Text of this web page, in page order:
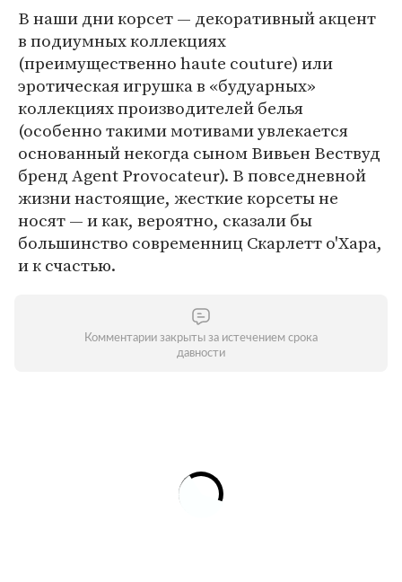
В наши дни корсет — декоративный акцент
в подиумных коллекциях
(преимущественно haute couture) или
эротическая игрушка в «будуарных»
коллекциях производителей белья
(особенно такими мотивами увлекается
основанный некогда сыном Вивьен Вествуд
бренд Agent Provocateur). В повседневной
жизни настоящие, жесткие корсеты не
носят — и как, вероятно, сказали бы
большинство современниц Скарлетт о'Хара,
и к счастью.
Комментарии закрыты за истечением срока
давности